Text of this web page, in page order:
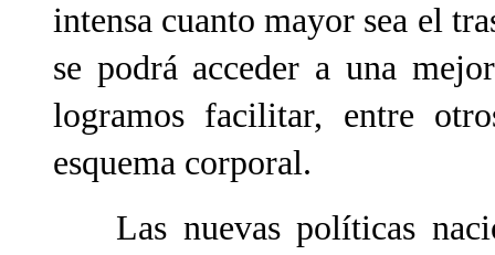
intensa cuanto mayor sea el
se podrá acceder a una
logramos facilitar, entre
esquema corporal.
Las nuevas políticas